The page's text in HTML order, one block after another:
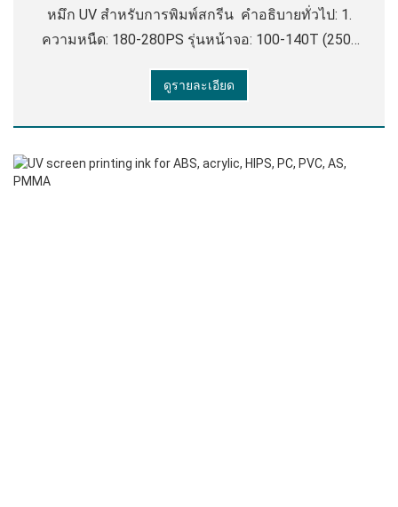
หมึก UV สําหรับการพิมพ์สกรีน คําอธิบายทั่วไป: 1.
ความหนืด: 180-280PS รุ่นหน้าจอ: 100-140T (250-
การอบแห้ง: การบ่มด้วยรังสียูวี เมื่อใช้การบ่มด้วยรังสียู
ดูรายละเอียด